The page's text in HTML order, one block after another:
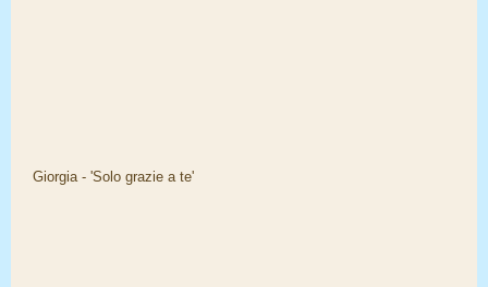
Giorgia - 'Solo grazie a te'